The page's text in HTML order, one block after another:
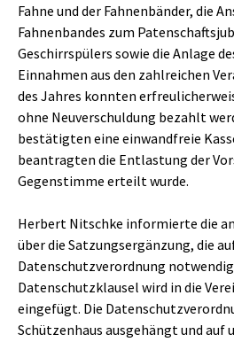
Fahne und der Fahnenbänder, die
Fahnenbandes zum
Geschirrspülers sowie die Anlage
Einnahmen aus den zahlreichen
des Jahres konnten
ohne Neuverschuldung bezahlt
bestätigten eine einwandfreie
beantragten die Entlastung der
Gegenstimme erteilt wurde.
Herbert Nitschke informierte die
über die Satzungsergänzung, die
Datenschutzverordnung notwendig
Datenschutzklausel wird in die
eingefügt. Die
Schützenhaus ausgehängt und